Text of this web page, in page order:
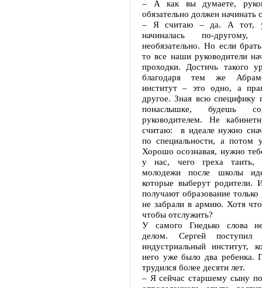
– А как вы думаете,
обязательно должен начинать
– Я считаю – да. А тот, у
начиналась по-
необязательно. Но если
то все наши руководители
проходки. Достичь такого
благодаря тем же
институт – это одно, а
другое. Зная всю специфику
понаслышке, будешь
руководителем. Не
считаю: в идеале нужно
по специальности, а потом
Хорошо осознавая, нужно
у нас, чего греха таить,
молодежи после школы
которые выберут
получают образование
не забрали в армию. Хотя
чтобы отслужить?
У самого Гнедько слова
делом. Сергей поступил
индустриальный институт,
него уже было два ребенка.
трудился более десяти лет.
– Я сейчас старшему сыну